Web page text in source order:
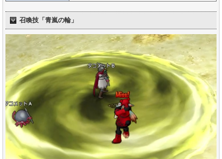
召喚技「青嵐の輪」